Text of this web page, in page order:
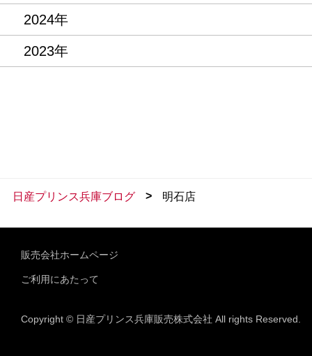
2024年
2023年
日産プリンス兵庫ブログ > 明石店
販売会社ホームページ
ご利用にあたって
Copyright © 日産プリンス兵庫販売株式会社 All rights Reserved.